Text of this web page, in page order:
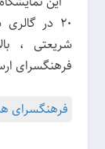
۲۰ در
شریعتی ،
فرهنگسرای
فرهنگسرای